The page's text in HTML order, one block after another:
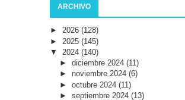
ARCHIVO
► 2026 (128)
► 2025 (145)
▼ 2024 (140)
► diciembre 2024 (11)
► noviembre 2024 (6)
► octubre 2024 (11)
► septiembre 2024 (13)